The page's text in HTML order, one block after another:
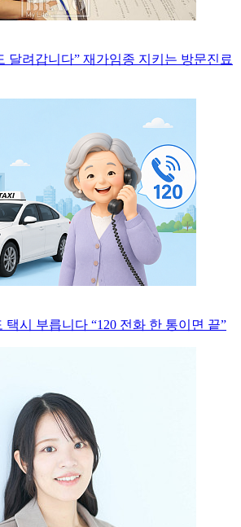
달려갑니다” 재가임종 지키는 방문진료
택시 부릅니다 “120 전화 한 통이면 끝”